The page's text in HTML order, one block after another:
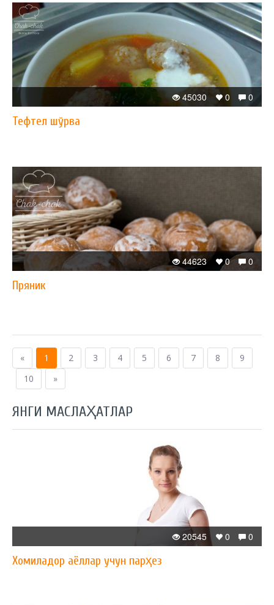
0
0
45030
Тефтел шўрва
0
0
44623
Пряник
« 1 2 3 4 5 6 7 8
9
10
»
ЯНГИ МАСЛАҲАТЛАР
0
0
20545
Хомиладор аёллар учун парҳез